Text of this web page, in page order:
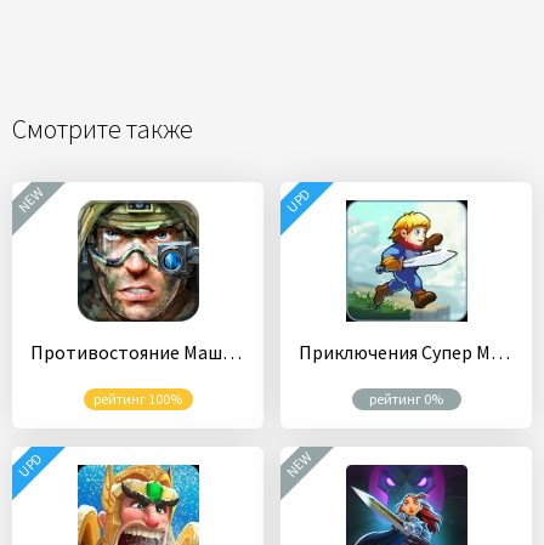
Смотрите также
Противостояние Машин 3
рейтинг 100%
NEW
Приключения Супер Меча
рейтинг 0%
UPD
UPD NEW